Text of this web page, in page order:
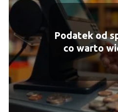
Podatek od
co warto